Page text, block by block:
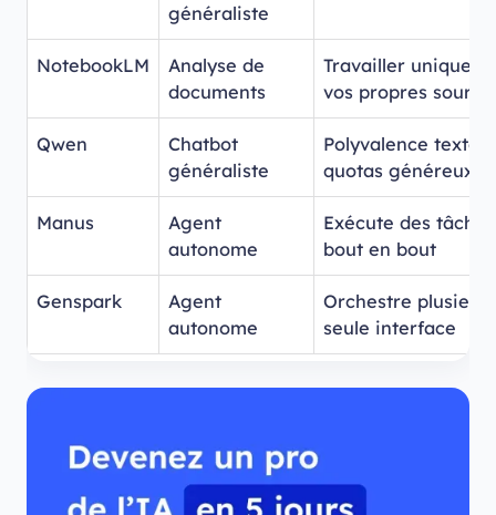
généraliste
NotebookLM
Analyse de
documents
Travailler
vos propres
Qwen
Chatbot
généraliste
Polyvalence
quotas généreux
Manus
Agent
autonome
Exécute des
bout en bout
Genspark
Agent
autonome
Orchestre
seule interface